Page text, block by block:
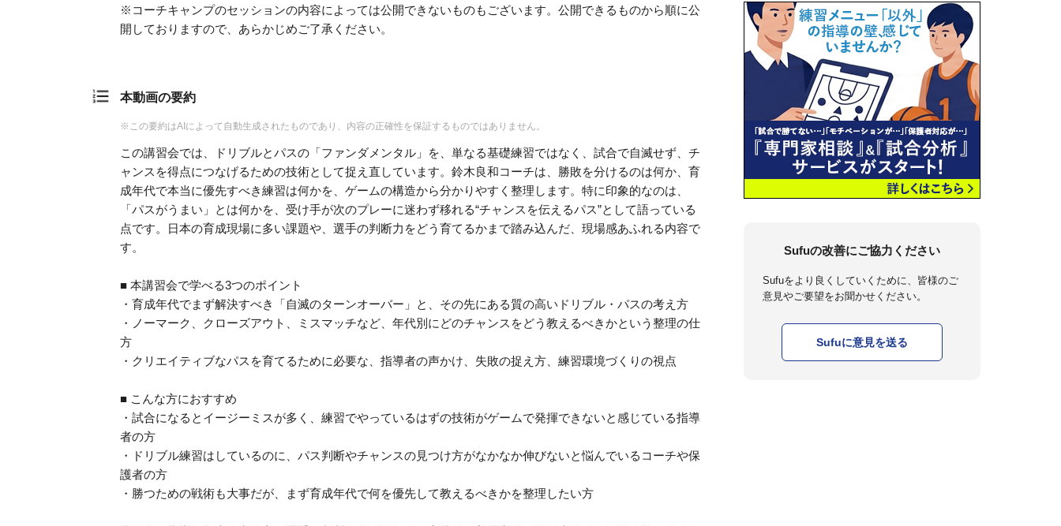
※コーチキャンプのセッションの内容によっては公開できないものもございます。公開できるものから順に公
開しておりますので、あらかじめご了承ください。
本動画の要約
※この要約はAIによって自動生成されたものであり、内容の正確性を保証するものではありません。
この講習会では、ドリブルとパスの「ファンダメンタル」を、単なる基礎練習ではなく、試合で自滅せず、チ
ャンスを得点につなげるための技術として捉え直しています。鈴木良和コーチは、勝敗を分けるのは何か、育
成年代で本当に優先すべき練習は何かを、ゲームの構造から分かりやすく整理します。特に印象的なのは、
「パスがうまい」とは何かを、受け手が次のプレーに迷わず移れる“チャンスを伝えるパス”として語っている
点です。日本の育成現場に多い課題や、選手の判断力をどう育てるかまで踏み込んだ、現場感あふれる内容で
す。
■ 本講習会で学べる3つのポイント
・育成年代でまず解決すべき「自滅のターンオーバー」と、その先にある質の高いドリブル・パスの考え方
・ノーマーク、クローズアウト、ミスマッチなど、年代別にどのチャンスをどう教えるべきかという整理の仕
方
・クリエイティブなパスを育てるために必要な、指導者の声かけ、失敗の捉え方、練習環境づくりの視点
■ こんな方におすすめ
・試合になるとイージーミスが多く、練習でやっているはずの技術がゲームで発揮できないと感じている指導
者の方
・ドリブル練習はしているのに、パス判断やチャンスの見つけ方がなかなか伸びないと悩んでいるコーチや保
護者の方
・勝つための戦術も大事だが、まず育成年代で何を優先して教えるべきかを整理したい方
Sufuの改善にご協力ください
Sufuをより良くしていくために、皆様のご
意見やご要望をお聞かせください。
Sufuに意見を送る